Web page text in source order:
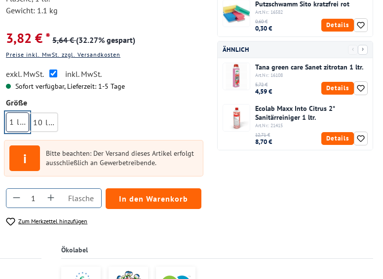
Gewicht: 1.1 kg
3,82 € * 5,64 €(32.27% gespart)
Preise inkl. MwSt. zzgl. Versandkosten
exkl. MwSt. inkl. MwSt.
Sofort verfügbar, Lieferzeit: 1-5 Tage
Größeauswählen
1 ltr.
10 ltr.
i
Bitte beachten: Der Versand dieses Artikel erfolgt
ausschließlich an Gewerbetreibende.
Produkt Anzahl: Gib den gewünschten Wert ein oder benutze die
Flasche In den Warenkorb
Zum Merkzettel hinzufügen
Putzschwamm Sito kratzfrei rot
Art.Nr.: 16582
0,60 €
0,30 € Details
ÄHNLICH ‹ ›
Tana green care Sanet zitrotan 1 ltr.
Art.Nr.: 16108
5,72 €
4,59 € Details
Ecolab Maxx Into Citrus 2*
Sanitärreiniger 1 ltr.
Art.Nr.: 21415
12,71 €
8,70 € Details
Ökolabel